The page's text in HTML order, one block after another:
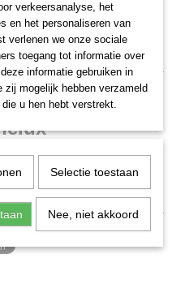
klasse
verkeersanalyse, het
en het personaliseren van
verlenen we onze sociale
toegang tot informatie over
informatie gebruiken in
zij mogelijk hebben verzameld
u hen hebt verstrekt.
Selectie toestaan
Nee, niet akkoord